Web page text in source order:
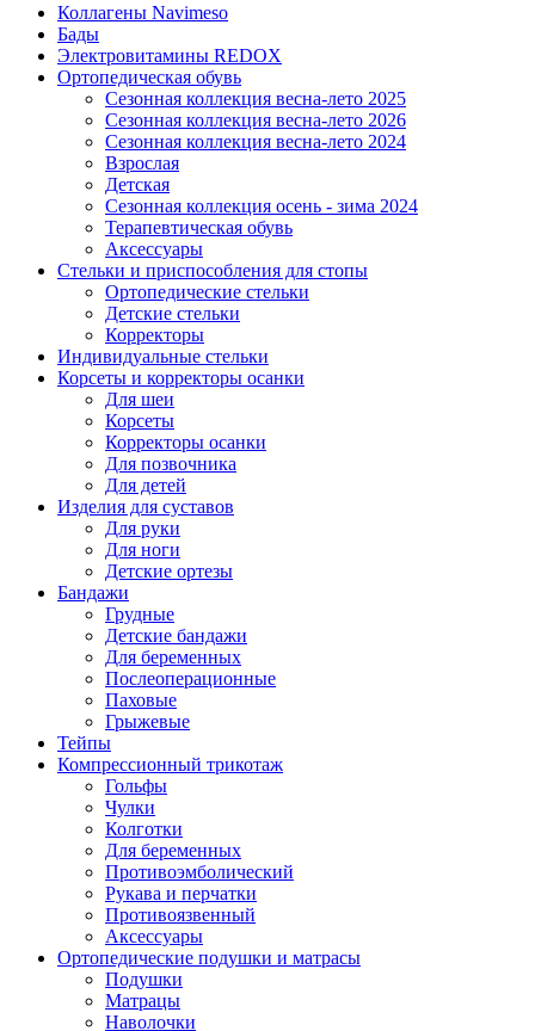
Коллагены Navimeso
Бады
Электровитамины REDOX
Ортопедическая обувь
Сезонная коллекция весна-лето 2025
Сезонная коллекция весна-лето 2026
Сезонная коллекция весна-лето 2024
Взрослая
Детская
Сезонная коллекция осень - зима 2024
Терапевтическая обувь
Аксессуары
Стельки и приспособления для стопы
Ортопедические стельки
Детские стельки
Корректоры
Индивидуальные стельки
Корсеты и корректоры осанки
Для шеи
Корсеты
Корректоры осанки
Для позвочника
Для детей
Изделия для суставов
Для руки
Для ноги
Детские ортезы
Бандажи
Грудные
Детские бандажи
Для беременных
Послеоперационные
Паховые
Грыжевые
Тейпы
Компрессионный трикотаж
Гольфы
Чулки
Колготки
Для беременных
Противоэмболический
Рукава и перчатки
Противоязвенный
Аксессуары
Ортопедические подушки и матрасы
Подушки
Матрацы
Наволочки